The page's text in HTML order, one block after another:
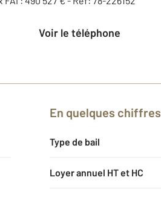
Voir le téléphone
En quelques chiffres
Type de bail
Loyer annuel HT et HC